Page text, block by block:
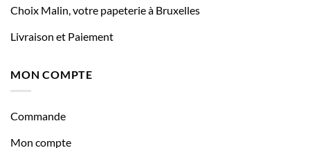
Choix Malin, votre papeterie à Bruxelles
Livraison et Paiement
MON COMPTE
Commande
Mon compte